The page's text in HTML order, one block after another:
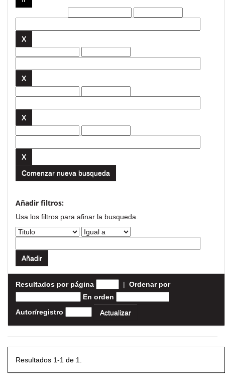
Comenzar nueva busqueda
Añadir filtros:
Usa los filtros para afinar la busqueda.
Resultados por página | Ordenar por
En orden
Autor/registro
Resultados 1-1 de 1.